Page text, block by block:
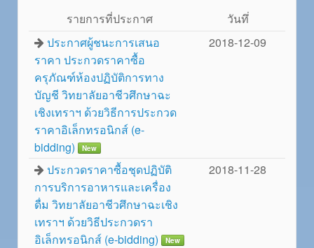
รายการที่ประกาศ
วันทึ่
ประกาศผู้ชนะการเสนอ
ราคา ประกวดราคาซื้อ
ครุภัณฑ์ห้องปฏิบัติการทาง
บัญชี วิทยาลัยอาชีวศึกษาฉะ
เชิงเทราฯ ด้วยวิธีการประกวด
ราคาอิเล็กทรอนิกส์ (e-
bidding)
New
2018-12-09
ประกวดราคาซื้อชุดปฏิบัติ
การบริการอาหารและเครื่อง
ดื่ม วิทยาลัยอาชีวศึกษาฉะเชิง
เทราฯ ด้วยวิธีประกวดรา
อิเล็กทรอนิกส์ (e-bidding)
New
2018-11-28